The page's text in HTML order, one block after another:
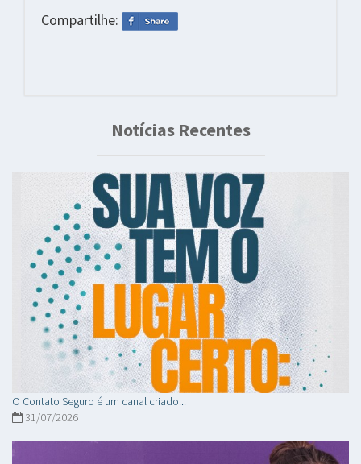
Compartilhe:
Notícias Recentes
O Contato Seguro é um canal criado...
31/07/2026